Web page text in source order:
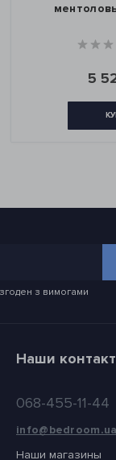
семейный
згоден з вимогами
Наши
068-455-11-44
info@bedroom.ua
Наши магазины